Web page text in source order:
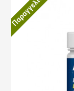
Παραγγελία